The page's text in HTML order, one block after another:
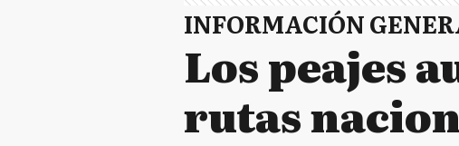
INFORMACIÓN
Los peajes
rutas